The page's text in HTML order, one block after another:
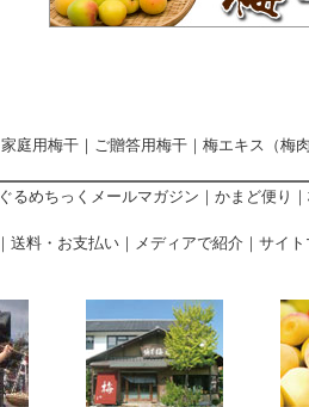
家庭用梅干 ｜ ご贈答用梅干 ｜ 梅エキス（梅
ぐるめちっくメールマガジン ｜ かまど便り ｜
｜ 送料・お支払い｜ メディアで紹介｜ サイト